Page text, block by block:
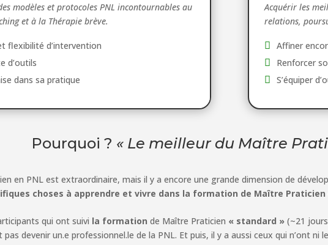
modèles et protocoles PNL incontournables au
et à la Thérapie brève.
flexibilité d’intervention
d’outils
dans sa pratique
Acquérir les
relations,
Affiner
Renforcer
S’équiper
Pourquoi ? « Le meilleur du Maître
en PNL est extraordinaire, mais il y a encore une grande dimension de
choses à apprendre et vivre dans la formation de Maître Praticien
qui ont suivi la formation de Maître Praticien « standard » (~21
pas devenir un.e professionnel.le de la PNL. Et puis, il y a aussi ceux qui n’ont ni